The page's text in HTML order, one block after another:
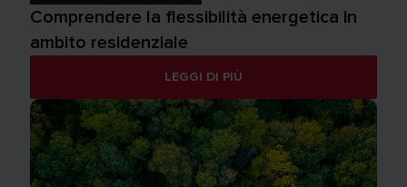
Comprendere la flessibilità energetica in
ambito residenziale
LEGGI DI PIÙ